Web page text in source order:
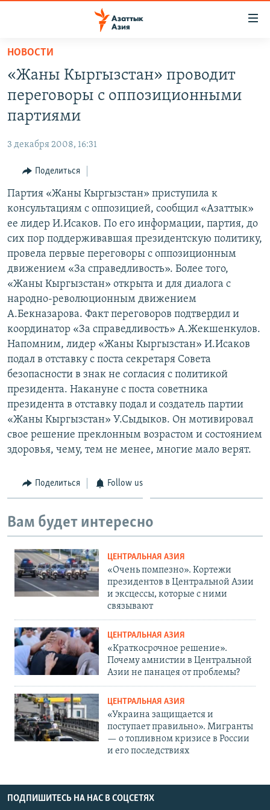
Вернуться
основному
содержанию
Вернутся
главной
навигации
Вернутся
поиску
ТАДЖИКИСТАН
ВОЙНА В УКРАИНЕ
ҚАЗАҚША
КЫРГЫЗЧА
ЎЗБЕКЧА
ТОҶИКӢ
TÜRKMENÇE
Все сайты РСЕ/РС
НОВОСТИ
«Жаны Кыргызстан» проводит
переговоры с оппозиционными
партиями
3 декабря 2008, 16:31
Поделиться
Партия «Жаны Кыргызстан» приступила к
консультациям с оппозицией, сообщил «Азаттык»
ее лидер И.Исаков. По его информации, партия, до
сих пор поддерживавшая президентскую политику,
провела первые переговоры с оппозиционным
движением «За справедливость». Более того,
«Жаны Кыргызстан» открыта и для диалога с
народно-революционным движением
А.Бекназарова. Факт переговоров подтвердил и
координатор «За справедливость» А.Жекшенкулов.
Напомним, лидер «Жаны Кыргызстан» И.Исаков
подал в отставку с поста секретаря Совета
безопасности в знак не согласия с политикой
президента. Накануне с поста советника
президента в отставку подал и создатель партии
«Жаны Кыргызстан» У.Сыдыков. Он мотивировал
свое решение преклонным возрастом и состоянием
здоровья, чему, тем не менее, многие мало верят.
Поделиться Follow us
Вам будет интересно
ЦЕНТРАЛЬНАЯ АЗИЯ
«Очень помпезно». Кортежи
президентов в Центральной Азии
и эксцессы, которые с ними
связывают
ЦЕНТРАЛЬНАЯ АЗИЯ
«Краткосрочное решение».
Почему амнистии в Центральной
Азии не панацея от проблемы?
ЦЕНТРАЛЬНАЯ АЗИЯ
«Украина защищается и
поступает правильно». Мигранты
— о топливном кризисе в России
и его последствиях
ПОДПИШИТЕСЬ НА НАС В СОЦСЕТЯХ